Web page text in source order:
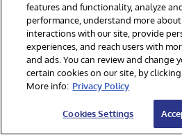
采取下一
features and functionality, analyze
performance, understand more
interactions with our site, provide
experiences, and reach users with
and ads. You can review and change
certain cookies on our site, by
More info: Privacy Policy
Cookies Settings